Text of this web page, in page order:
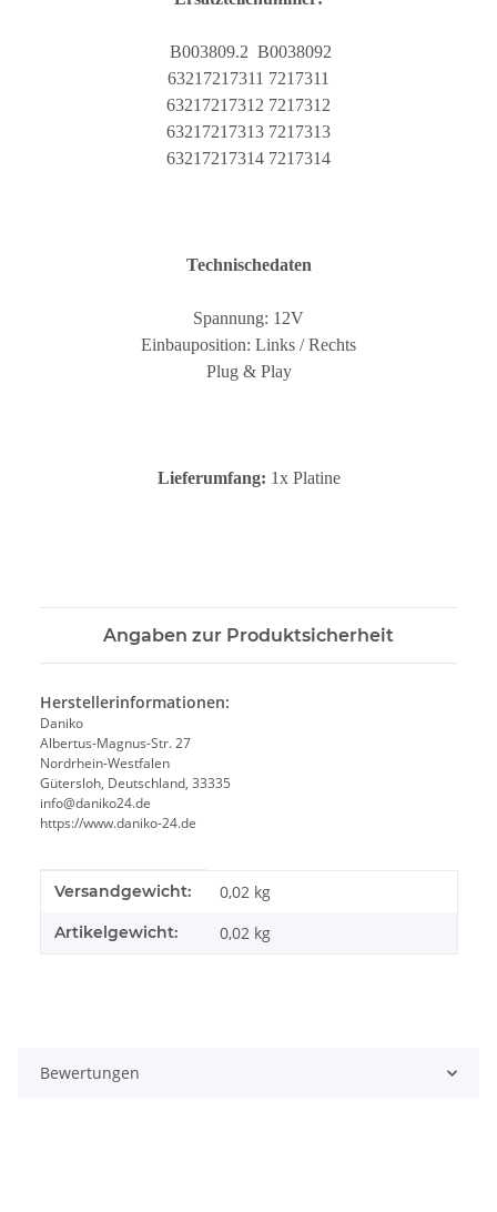
B003809.2 B0038092
63217217311 7217311
63217217312 7217312
63217217313 7217313
63217217314 7217314
Technischedaten
Spannung: 12V
Einbauposition: Links / Rechts
Plug & Play
Lieferumfang: 1x Platine
Angaben zur Produktsicherheit
Herstellerinformationen:
Daniko
Albertus-Magnus-Str. 27
Nordrhein-Westfalen
Gütersloh, Deutschland, 33335
info@daniko24.de
https://www.daniko-24.de
Produkteigenschaft
Wert
Versandgewicht: 0,02 kg
Artikelgewicht: 0,02 kg
Bewertungen